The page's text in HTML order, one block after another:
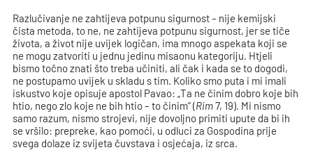
Razlučivanje ne zahtijeva potpunu sigurnost – nije kemijski
čista metoda, to ne, ne zahtijeva potpunu sigurnost, jer se tiče
života, a život nije uvijek logičan, ima mnogo aspekata koji se
ne mogu zatvoriti u jednu jedinu misaonu kategoriju. Htjeli
bismo točno znati što treba učiniti, ali čak i kada se to dogodi,
ne postupamo uvijek u skladu s tim. Koliko smo puta i mi imali
iskustvo koje opisuje apostol Pavao: „Ta ne činim dobro koje bih
htio, nego zlo koje ne bih htio – to činim“ (Rim7, 19). Mi nismo
samo razum, nismo strojevi, nije dovoljno primiti upute da bi ih
se vršilo: prepreke, kao pomoći, u odluci za Gospodina prije
svega dolaze iz svijeta čuvstava i osjećaja, iz srca.